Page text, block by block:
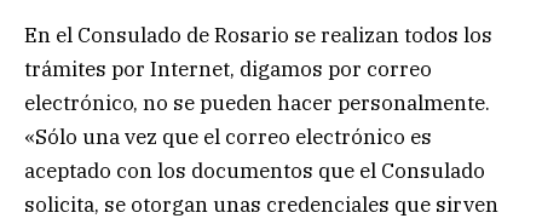
En el Consulado de Rosario se realizan todos los
trámites por Internet, digamos por correo
electrónico, no se pueden hacer personalmente.
«Sólo una vez que el correo electrónico es
aceptado con los documentos que el Consulado
solicita, se otorgan unas credenciales que sirven